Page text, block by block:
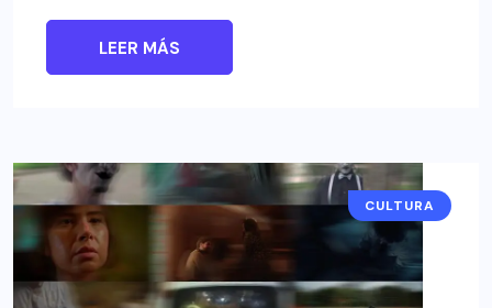
LEER MÁS
CULTURA